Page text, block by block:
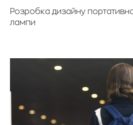
Розробка дизайну
лампи